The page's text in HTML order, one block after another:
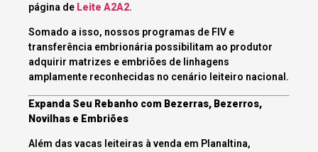
página de Leite A2A2.
Somado a isso, nossos programas de FIV e
transferência embrionária possibilitam ao produtor
adquirir matrizes e embriões de linhagens
amplamente reconhecidas no cenário leiteiro nacional.
Expanda Seu Rebanho com Bezerras, Bezerros,
Novilhas e Embriões
Além das vacas leiteiras à venda em Planaltina,